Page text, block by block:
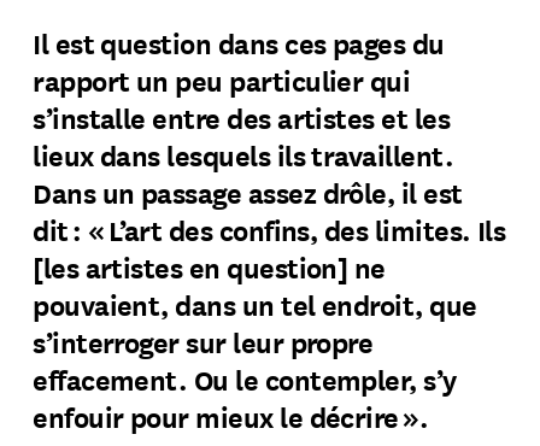
Il est question dans ces pages du
rapport un peu particulier qui
s’installe entre des artistes et les
lieux dans lesquels ils travaillent.
Dans un passage assez drôle, il est
dit : « L’art des confins, des limites. Ils
[les artistes en question] ne
pouvaient, dans un tel endroit, que
s’interroger sur leur propre
effacement. Ou le contempler, s’y
enfouir pour mieux le décrire ».